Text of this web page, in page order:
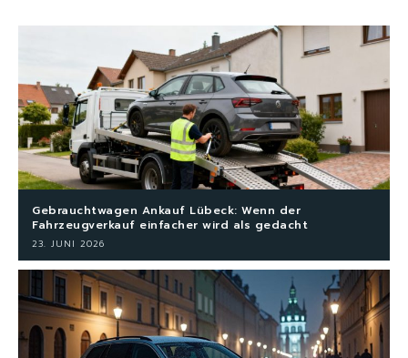
Gebrauchtwagen Ankauf Lübeck: Wenn der
Fahrzeugverkauf einfacher wird als gedacht
23. JUNI 2026